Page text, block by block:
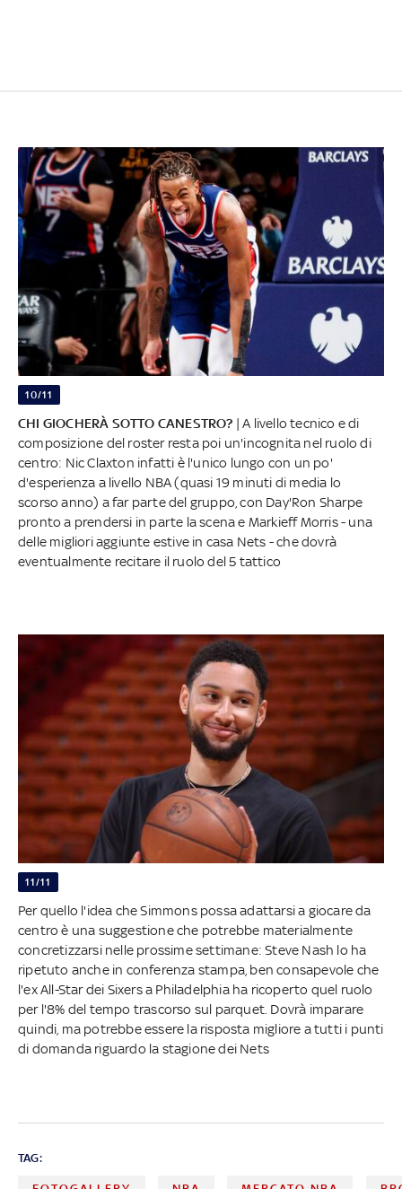
10/11
CHI GIOCHERÀ SOTTO CANESTRO? | A livello tecnico e di
composizione del roster resta poi un'incognita nel ruolo di
centro: Nic Claxton infatti è l'unico lungo con un po'
d'esperienza a livello NBA (quasi 19 minuti di media lo
scorso anno) a far parte del gruppo, con Day'Ron Sharpe
pronto a prendersi in parte la scena e Markieff Morris - una
delle migliori aggiunte estive in casa Nets - che dovrà
eventualmente recitare il ruolo del 5 tattico
11/11
Per quello l'idea che Simmons possa adattarsi a giocare da
centro è una suggestione che potrebbe materialmente
concretizzarsi nelle prossime settimane: Steve Nash lo ha
ripetuto anche in conferenza stampa, ben consapevole che
l'ex All-Star dei Sixers a Philadelphia ha ricoperto quel ruolo
per l'8% del tempo trascorso sul parquet. Dovrà imparare
quindi, ma potrebbe essere la risposta migliore a tutti i punti
di domanda riguardo la stagione dei Nets
TAG: